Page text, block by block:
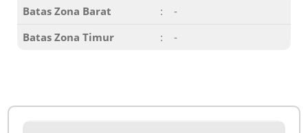
Batas Zona Barat
:
-
Batas Zona Timur
: -